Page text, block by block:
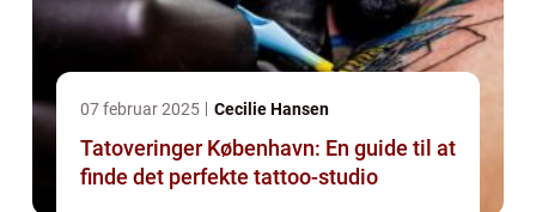
07 februar 2025 Cecilie Hansen
Tatoveringer København: En guide til at
finde det perfekte tattoo-studio